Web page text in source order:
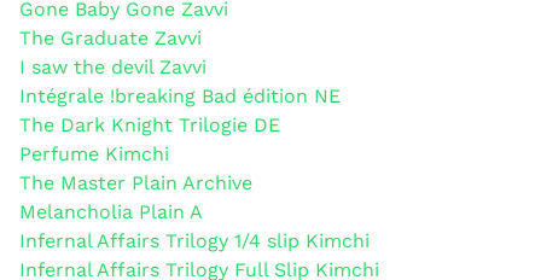
Gone Baby Gone Zavvi
The Graduate Zavvi
I saw the devil Zavvi
Intégrale !breaking Bad édition NE
The Dark Knight Trilogie DE
Perfume Kimchi
The Master Plain Archive
Melancholia Plain A
Infernal Affairs Trilogy 1/4 slip Kimchi
Infernal Affairs Trilogy Full Slip Kimchi